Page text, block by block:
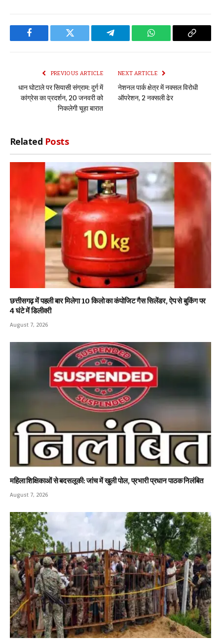
Facebook Twitter Telegram WhatsApp Copy
PREVIOUS ARTICLE
धान घोटाले पर सियासी संग्राम: दुर्ग में
कांग्रेस का प्रदर्शन, 20 जनवरी को
निकलेगी चूहा बारात
NEXT ARTICLE
नेशनल पार्क क्षेत्र में नक्सल विरोधी
ऑपरेशन, 2 नक्सली ढेर
Related Posts
छत्तीसगढ़ में पहली बार मिलेगा 10 किलो का कंपोजिट गैस सिलेंडर, ऐप से बुकिंग पर
4 घंटे में डिलीवरी
August 7, 2026
महिला शिक्षिकाओं से बदसलूकी: जांच में खुली पोल, प्रभारी प्रधान पाठक निलंबित
August 7, 2026